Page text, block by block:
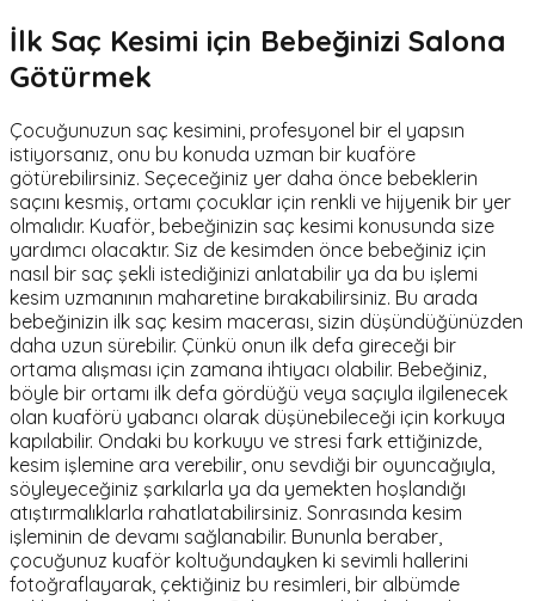
İlk Saç Kesimi için Bebeğinizi Salona
Götürmek
Çocuğunuzun saç kesimini, profesyonel bir el yapsın
istiyorsanız, onu bu konuda uzman bir kuaföre
götürebilirsiniz. Seçeceğiniz yer daha önce bebeklerin
saçını kesmiş, ortamı çocuklar için renkli ve hijyenik bir yer
olmalıdır. Kuaför, bebeğinizin saç kesimi konusunda size
yardımcı olacaktır. Siz de kesimden önce bebeğiniz için
nasıl bir saç şekli istediğinizi anlatabilir ya da bu işlemi
kesim uzmanının maharetine bırakabilirsiniz. Bu arada
bebeğinizin ilk saç kesim macerası, sizin düşündüğünüzden
daha uzun sürebilir. Çünkü onun ilk defa gireceği bir
ortama alışması için zamana ihtiyacı olabilir. Bebeğiniz,
böyle bir ortamı ilk defa gördüğü veya saçıyla ilgilenecek
olan kuaförü yabancı olarak düşünebileceği için korkuya
kapılabilir. Ondaki bu korkuyu ve stresi fark ettiğinizde,
kesim işlemine ara verebilir, onu sevdiği bir oyuncağıyla,
söyleyeceğiniz şarkılarla ya da yemekten hoşlandığı
atıştırmalıklarla rahatlatabilirsiniz. Sonrasında kesim
işleminin de devamı sağlanabilir. Bununla beraber,
çocuğunuz kuaför koltuğundayken ki sevimli hallerini
fotoğraflayarak, çektiğiniz bu resimleri, bir albümde